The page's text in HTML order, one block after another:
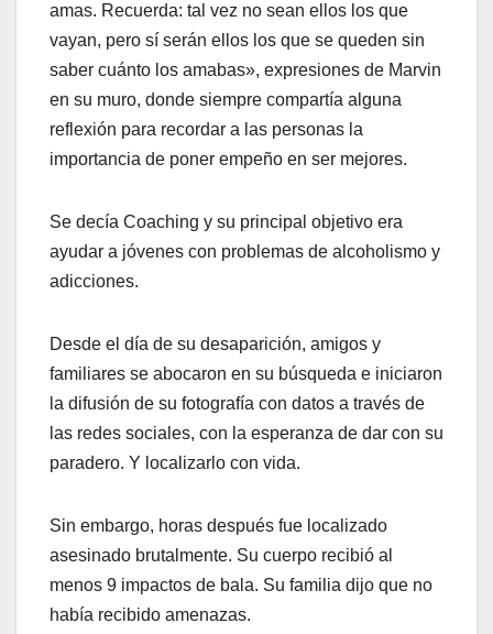
amas. Recuerda: tal vez no sean ellos los que
vayan, pero sí serán ellos los que se queden sin
saber cuánto los amabas», expresiones de Marvin
en su muro, donde siempre compartía alguna
reflexión para recordar a las personas la
importancia de poner empeño en ser mejores.
Se decía Coaching y su principal objetivo era
ayudar a jóvenes con problemas de alcoholismo y
adicciones.
Desde el día de su desaparición, amigos y
familiares se abocaron en su búsqueda e iniciaron
la difusión de su fotografía con datos a través de
las redes sociales, con la esperanza de dar con su
paradero. Y localizarlo con vida.
Sin embargo, horas después fue localizado
asesinado brutalmente. Su cuerpo recibió al
menos 9 impactos de bala. Su familia dijo que no
había recibido amenazas.